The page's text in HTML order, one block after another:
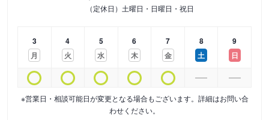
（定休日）土曜日・日曜日・祝日
3
月
4
火
5
水
6
木
7
金
8
土
9
日
※営業日・相談可能日が変更となる場合もございます。詳細はお問い合
わせください。